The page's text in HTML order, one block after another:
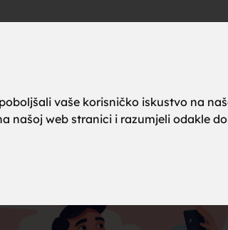
vaše korisničko iskustvo na
našoj web stranici i razumjeli odakle
za